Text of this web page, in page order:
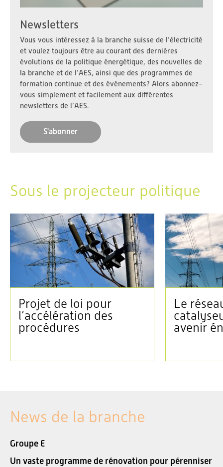
Newsletters
Vous vous intéressez à la branche suisse de l’électricité
et voulez toujours être au courant des dernières
évolutions de la politique énergétique, des nouvelles de
la branche et de l’AES, ainsi que des programmes de
formation continue et des événements? Alors abonnez-
vous simplement et facilement aux différentes
newsletters de l’AES.
S'abonner
Sous le projecteur politique
Projet de loi pour
l’accélération des
procédures
Le
avenir
News de la branche
Groupe E
Un vaste programme de rénovation pour pérenniser